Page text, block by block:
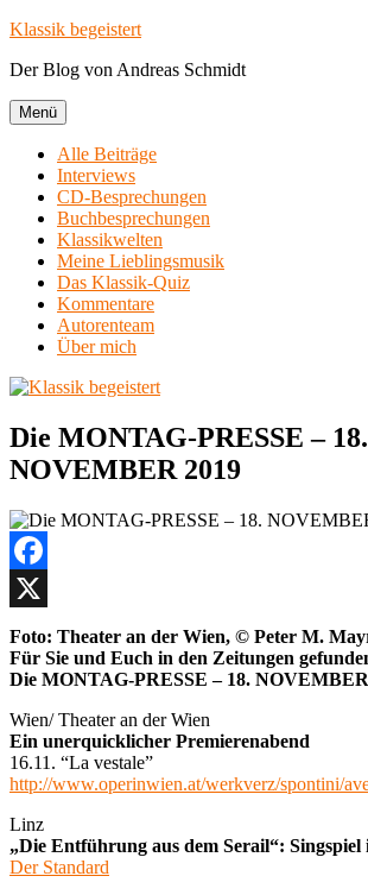
Zum
springen
Klassik begeistert
Der Blog von Andreas Schmidt
Menü
Alle Beiträge
Interviews
CD-Besprechungen
Buchbesprechungen
Klassikwelten
Meine Lieblingsmusik
Das Klassik-Quiz
Kommentare
Autorenteam
Über mich
Die MONTAG-PRESSE – 18.
NOVEMBER 2019
Facebook
X
Foto: Theater an der Wien, © Peter M.
Für Sie und Euch in den Zeitungen
Die MONTAG-PRESSE – 18.
Wien/ Theater an der Wien
Ein unerquicklicher Premierenabend
16.11. “La vestale”
http://www.operinwien.at/werkverz/spontini/
Linz
„Die Entführung aus dem Serail“:
Der Standard